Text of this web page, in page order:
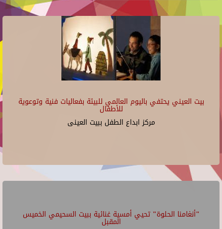
بيت العيني يحتفي باليوم العالمي للبيئة بفعاليات فنية وتوعوية
للأطفال
مركز ابداع الطفل ببيت العينى
"أنغامنا الحلوة" تحيي أمسية غنائية ببيت السحيمي الخميس
المقبل